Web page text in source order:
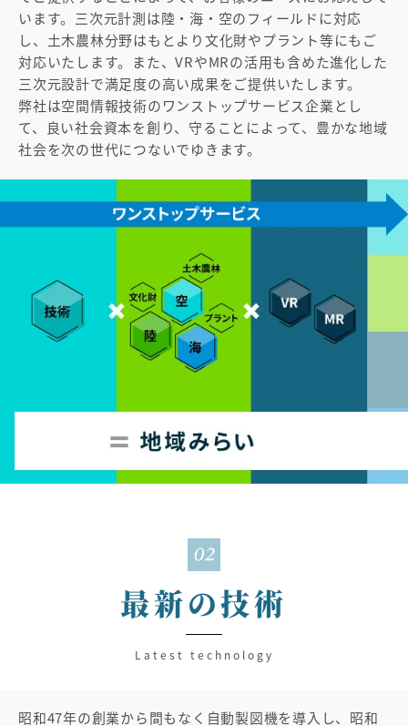
います。三次元計測は陸・海・空のフィールドに対応
し、土木農林分野はもとより文化財やプラント等にもご
対応いたします。また、VRやMRの活用も含めた進化した
三次元設計で満足度の高い成果をご提供いたします。
弊社は空間情報技術のワンストップサービス企業とし
て、良い社会資本を創り、守ることによって、豊かな地域
社会を次の世代につないでゆきます。
最新の技術
Latest technology
昭和47年の創業から間もなく自動製図機を導入し、昭和